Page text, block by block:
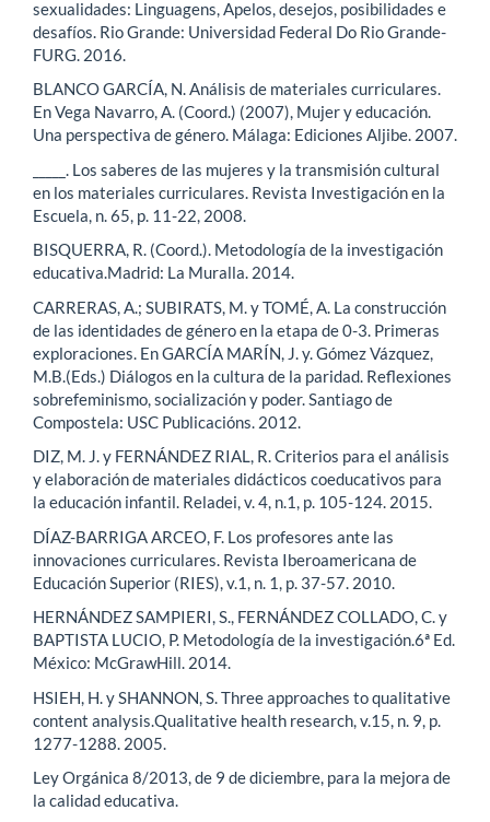
sexualidades: Linguagens, Apelos, desejos, posibilidades e
desafíos. Rio Grande: Universidad Federal Do Rio Grande-
FURG. 2016.
BLANCO GARCÍA, N. Análisis de materiales curriculares.
En Vega Navarro, A. (Coord.) (2007), Mujer y educación.
Una perspectiva de género. Málaga: Ediciones Aljibe. 2007.
_____. Los saberes de las mujeres y la transmisión cultural
en los materiales curriculares. Revista Investigación en la
Escuela, n. 65, p. 11-22, 2008.
BISQUERRA, R. (Coord.). Metodología de la investigación
educativa.Madrid: La Muralla. 2014.
CARRERAS, A.; SUBIRATS, M. y TOMÉ, A. La construcción
de las identidades de género en la etapa de 0-3. Primeras
exploraciones. En GARCÍA MARÍN, J. y. Gómez Vázquez,
M.B.(Eds.) Diálogos en la cultura de la paridad. Reflexiones
sobrefeminismo, socialización y poder. Santiago de
Compostela: USC Publicacións. 2012.
DIZ, M. J. y FERNÁNDEZ RIAL, R. Criterios para el análisis
y elaboración de materiales didácticos coeducativos para
la educación infantil. Reladei, v. 4, n.1, p. 105-124. 2015.
DÍAZ-BARRIGA ARCEO, F. Los profesores ante las
innovaciones curriculares. Revista Iberoamericana de
Educación Superior (RIES), v.1, n. 1, p. 37-57. 2010.
HERNÁNDEZ SAMPIERI, S., FERNÁNDEZ COLLADO, C. y
BAPTISTA LUCIO, P. Metodología de la investigación.6ª Ed.
México: McGrawHill. 2014.
HSIEH, H. y SHANNON, S. Three approaches to qualitative
content analysis.Qualitative health research, v.15, n. 9, p.
1277-1288. 2005.
Ley Orgánica 8/2013, de 9 de diciembre, para la mejora de
la calidad educativa.